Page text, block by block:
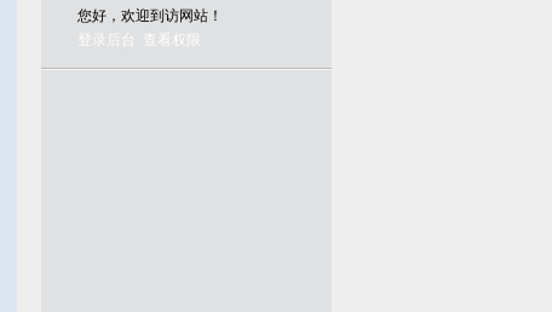
您好，欢迎到访网站！
登录后台
查看权限